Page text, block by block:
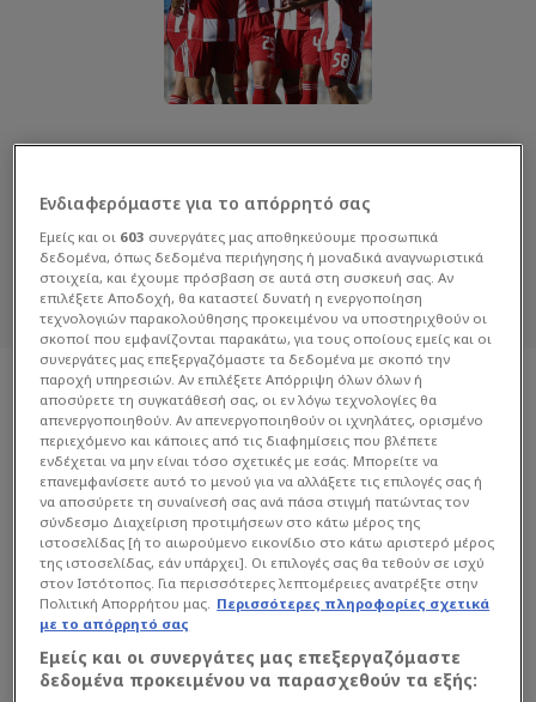
ΟΛΥΜΠΙΑΚΟΣ Β
Διαβάστε όλα τα άρθρα του Sportdog
σχετικά με το θέμα Ολυμπιακος Β.
Sportdog: Πιστό στον φίλαθλο.
Ενδιαφερόμαστε για το απόρρητό σας
Εμείς και οι 603 συνεργάτες μας αποθηκεύουμε προσωπικά
δεδομένα, όπως δεδομένα περιήγησης ή μοναδικά αναγνωριστικά
στοιχεία, και έχουμε πρόσβαση σε αυτά στη συσκευή σας. Αν
επιλέξετε Αποδοχή, θα καταστεί δυνατή η ενεργοποίηση
τεχνολογιών παρακολούθησης προκειμένου να υποστηριχθούν οι
σκοποί που εμφανίζονται παρακάτω, για τους οποίους εμείς και οι
συνεργάτες μας επεξεργαζόμαστε τα δεδομένα με σκοπό την
παροχή υπηρεσιών. Αν επιλέξετε Απόρριψη όλων όλων ή
αποσύρετε τη συγκατάθεσή σας, οι εν λόγω τεχνολογίες θα
απενεργοποιηθούν. Αν απενεργοποιηθούν οι ιχνηλάτες, ορισμένο
περιεχόμενο και κάποιες από τις διαφημίσεις που βλέπετε
ενδέχεται να μην είναι τόσο σχετικές με εσάς. Μπορείτε να
επανεμφανίσετε αυτό το μενού για να αλλάξετε τις επιλογές σας ή
να αποσύρετε τη συναίνεσή σας ανά πάσα στιγμή πατώντας τον
σύνδεσμο Διαχείριση προτιμήσεων στο κάτω μέρος της
ιστοσελίδας [ή το αιωρούμενο εικονίδιο στο κάτω αριστερό μέρος
της ιστοσελίδας, εάν υπάρχει]. Οι επιλογές σας θα τεθούν σε ισχύ
στον Ιστότοπος. Για περισσότερες λεπτομέρειες ανατρέξτε στην
Πολιτική Απορρήτου μας. Περισσότερες πληροφορίες σχετικά
με το απόρρητό σας
Εμείς και οι συνεργάτες μας επεξεργαζόμαστε
δεδομένα προκειμένου να παρασχεθούν τα εξής: